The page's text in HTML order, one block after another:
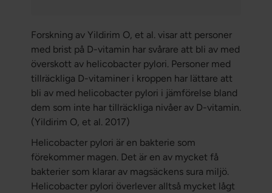
Forskning av Yildirim O, et al. visar att personer
med brist på D-vitamin har svårare att bli av med
överskott av helicobacter pylori. Personer med
tillräckliga D-vitaminer i kroppen har lättare att
bli av med helicobacter pylori i jämförelse bland
dem som inte har tillräckliga nivåer av D-vitamin.
(Yildirim O, et al. 2017)
Helicobacter pylori är en bakterie som
förekommer magen. Det är en av mycket få
bakterier som klarar av magsäckens sura miljö.
Helicobacter pylori överlever alltså mycket lågt